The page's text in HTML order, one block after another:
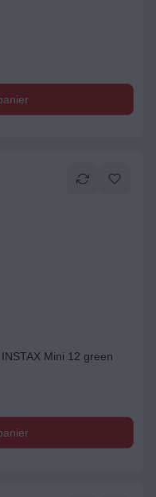
Mini 12 green